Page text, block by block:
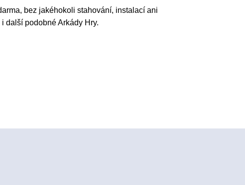
bez jakéhokoli stahování, instalací ani
další podobné Arkády Hry.